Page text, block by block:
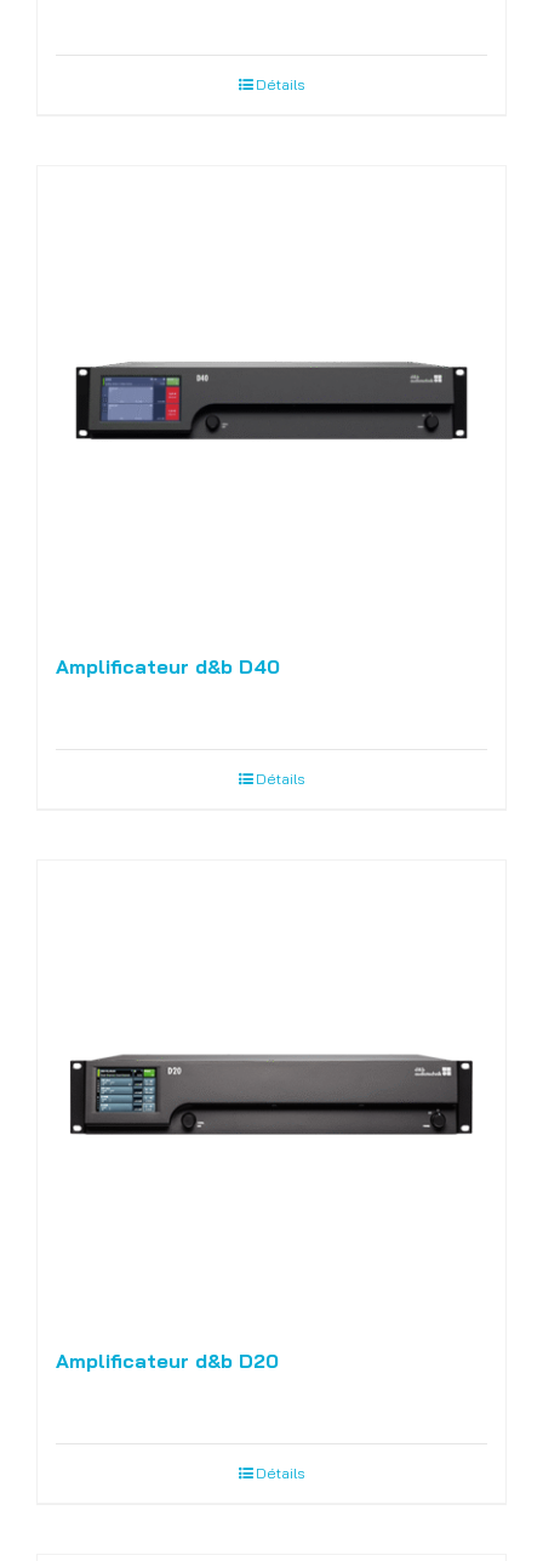
Détails
Amplificateur d&b D40
Détails
Amplificateur d&b D20
Détails